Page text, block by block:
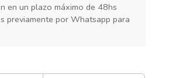
en un plazo máximo de 48hs
previamente por Whatsapp para